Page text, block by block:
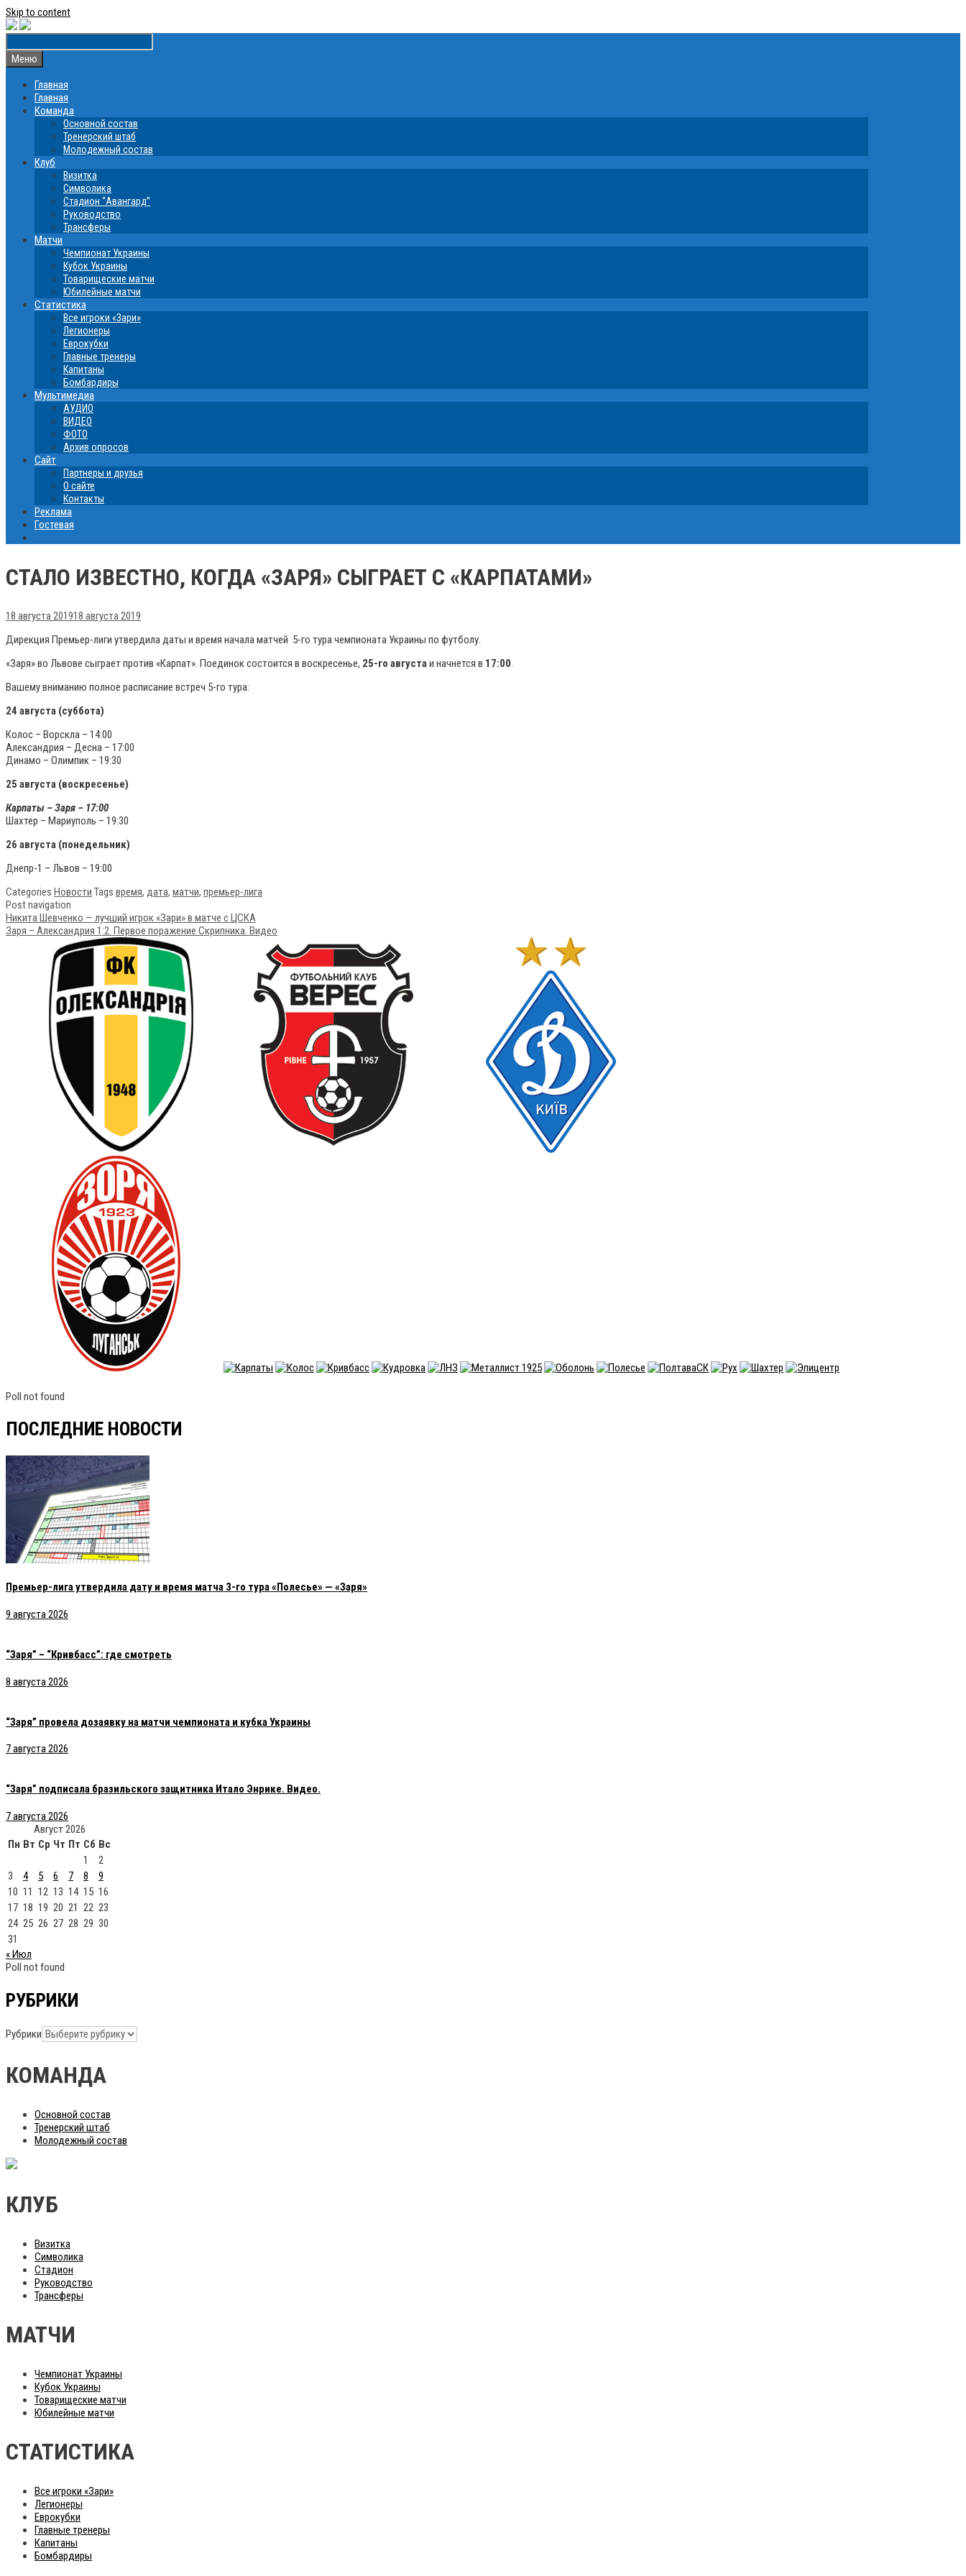
Skip to content
Меню
Главная
Главная
Команда
Основной состав
Тренерский штаб
Молодежный состав
Клуб
Визитка
Символика
Стадион “Авангард”
Руководство
Трансферы
Матчи
Чемпионат Украины
Кубок Украины
Товарищеские матчи
Юбилейные матчи
Статистика
Все игроки «Зари»
Легионеры
Еврокубки
Главные тренеры
Капитаны
Бомбардиры
Мультимедиа
АУДИО
ВИДЕО
ФОТО
Архив опросов
Сайт
Партнеры и друзья
О сайте
Контакты
Реклама
Гостевая
СТАЛО ИЗВЕСТНО, КОГДА «ЗАРЯ» СЫГРАЕТ С «КАРПАТАМИ»
18 августа 201918 августа 2019
Дирекция Премьер-лиги утвердила даты и время начала матчей 5-го тура чемпионата Украины по футболу.
«Заря» во Львове сыграет против «Карпат». Поединок состоится в воскресенье, 25-го августаи начнется в 17:00.
Вашему вниманию полное расписание встреч 5-го тура:
24 августа (суббота)
Колос – Ворскла – 14:00
Александрия – Десна – 17:00
Динамо – Олимпик – 19:30
25 августа (воскресенье)
Карпаты – Заря – 17:00
Шахтер – Мариуполь – 19:30
26 августа (понедельник)
Днепр-1 – Львов – 19:00
Categories Новости Tags время, дата, матчи, премьер-лига
Post navigation
Никита Шевченко — лучший игрок «Зари» в матче с ЦСКА
Заря – Александрия 1:2. Первое поражение Скрипника. Видео
Poll not found
ПОСЛЕДНИЕ НОВОСТИ
Премьер-лига утвердила дату и время матча 3-го тура «Полесье» — «Заря»
9 августа 2026
“Заря” – “Кривбасс”: где смотреть
8 августа 2026
“Заря” провела дозаявку на матчи чемпионата и кубка Украины
7 августа 2026
“Заря” подписала бразильского защитника Итало Энрике. Видео.
7 августа 2026
Август 2026
Пн Вт Ср Чт Пт Сб Вс
1
2
3
4 5 6 7 8
9
10 11 12 13 14 15 16
17 18 19 20 21 22 23
24 25 26 27 28 29 30
31
« Июл
Poll not found
РУБРИКИ
Рубрики
КОМАНДА
Основной состав
Тренерский штаб
Молодежный состав
КЛУБ
Визитка
Символика
Стадион
Руководство
Трансферы
МАТЧИ
Чемпионат Украины
Кубок Украины
Товарищеские матчи
Юбилейные матчи
СТАТИСТИКА
Все игроки «Зари»
Легионеры
Еврокубки
Главные тренеры
Капитаны
Бомбардиры